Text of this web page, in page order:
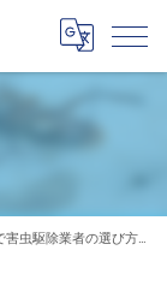
選び方と料金相場・再発防止策を解説